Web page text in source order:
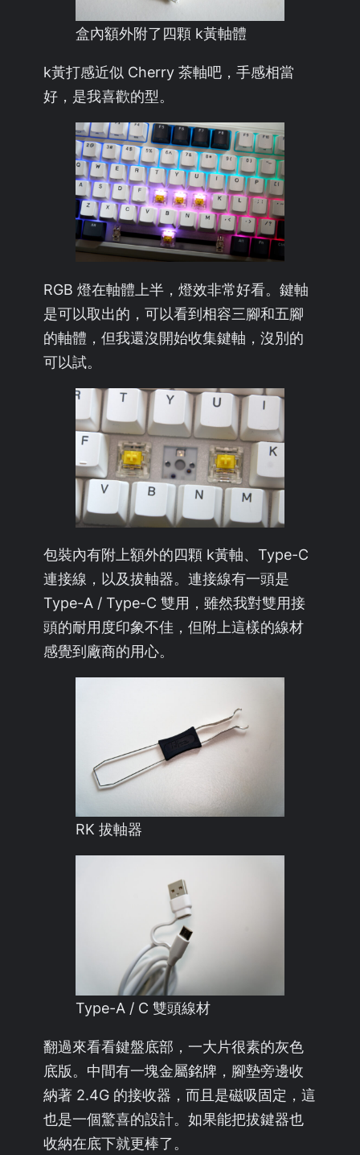
盒內額外附了四顆 k黃軸體
k黃打感近似 Cherry 茶軸吧，手感相當
好，是我喜歡的型。
RGB 燈在軸體上半，燈效非常好看。鍵軸
是可以取出的，可以看到相容三腳和五腳
的軸體，但我還沒開始收集鍵軸，沒別的
可以試。
包裝內有附上額外的四顆 k黃軸、Type-C
連接線，以及拔軸器。連接線有一頭是
Type-A / Type-C 雙用，雖然我對雙用接
頭的耐用度印象不佳，但附上這樣的線材
感覺到廠商的用心。
RK 拔軸器
Type-A / C 雙頭線材
翻過來看看鍵盤底部，一大片很素的灰色
底版。中間有一塊金屬銘牌，腳墊旁邊收
納著 2.4G 的接收器，而且是磁吸固定，這
也是一個驚喜的設計。如果能把拔鍵器也
收納在底下就更棒了。